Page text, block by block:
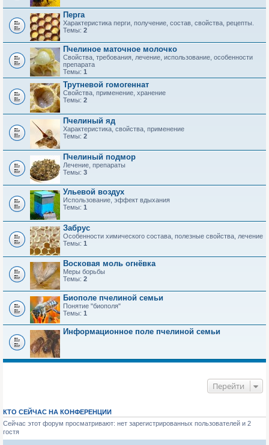
Перга
Характеристика перги, получение, состав, свойства, рецепты.
Темы: 2
Пчелиное маточное молочко
Свойства, требования, лечение, использование, особенности
препарата
Темы: 1
Трутневой гомогеннат
Свойства, применение, хранение
Темы: 2
Пчелиный яд
Характеристика, свойства, применение
Темы: 2
Пчелиный подмор
Лечение, препараты
Темы: 3
Ульевой воздух
Использование, эффект вдыхания
Темы: 1
Забрус
Особенности химического состава, полезные свойства, лечение
Темы: 1
Восковая моль огнёвка
Меры борьбы
Темы: 2
Биополе пчелиной семьи
Понятие "биополя"
Темы: 1
Информационное поле пчелиной семьи
Перейти
КТО СЕЙЧАС НА КОНФЕРЕНЦИИ
Сейчас этот форум просматривают: нет зарегистрированных пользователей и 2
гостя